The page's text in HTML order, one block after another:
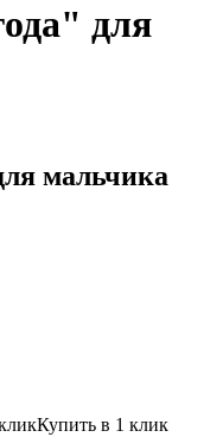
для
мальчика
Купить в 1 клик